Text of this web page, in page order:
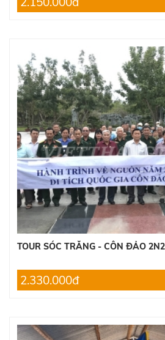
TOUR SÓC TRĂNG - CÔN ĐẢO
2.330.000đ